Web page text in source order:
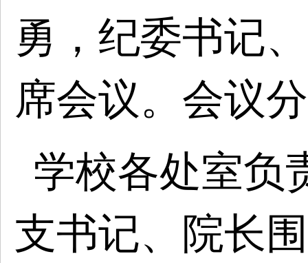
勇，纪委书记
席会议。会议
学校各处室负
支书记、院长